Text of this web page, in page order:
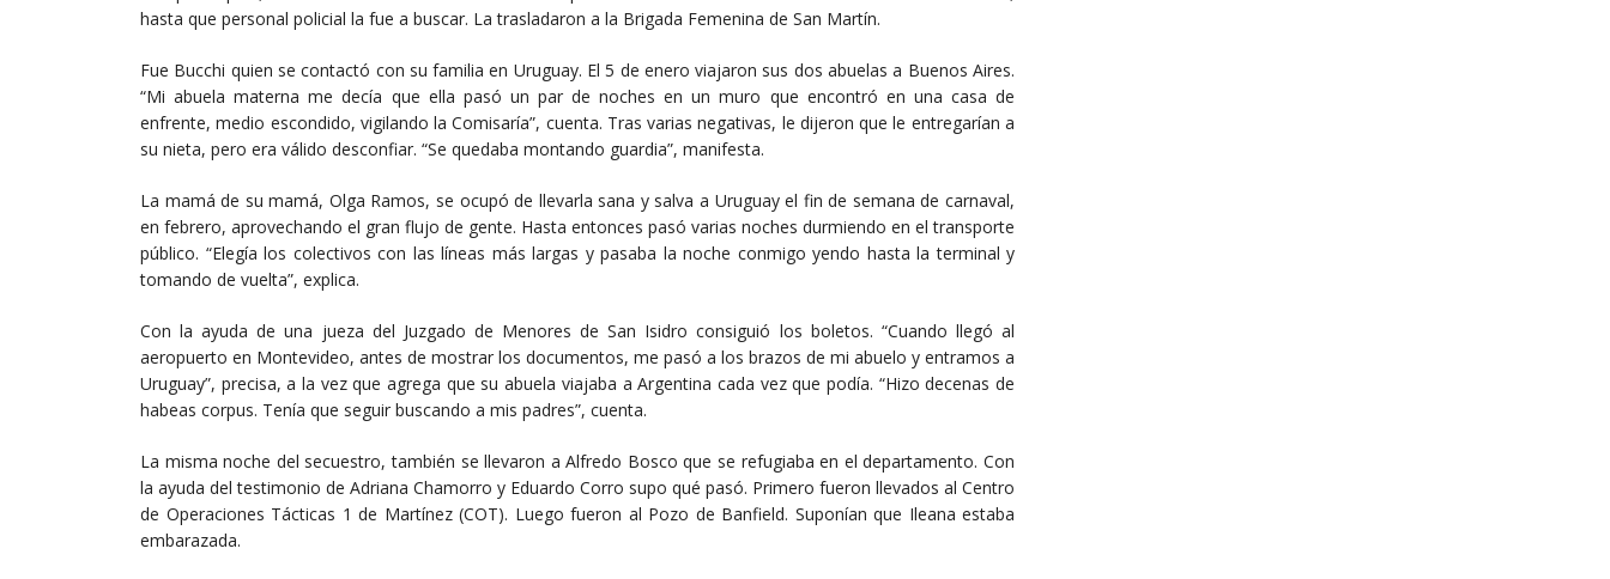
hasta que personal policial la fue a buscar. La trasladaron a la Brigada Femenina de San Martín.
Fue Bucchi quien se contactó con su familia en Uruguay. El 5 de enero viajaron sus dos abuelas a Buenos Aires.
“Mi abuela materna me decía que ella pasó un par de noches en un muro que encontró en una casa de
enfrente, medio escondido, vigilando la Comisaría”, cuenta. Tras varias negativas, le dijeron que le entregarían a
su nieta, pero era válido desconfiar. “Se quedaba montando guardia”, manifesta.
La mamá de su mamá, Olga Ramos, se ocupó de llevarla sana y salva a Uruguay el fin de semana de carnaval,
en febrero, aprovechando el gran flujo de gente. Hasta entonces pasó varias noches durmiendo en el transporte
público. “Elegía los colectivos con las líneas más largas y pasaba la noche conmigo yendo hasta la terminal y
tomando de vuelta”, explica.
Con la ayuda de una jueza del Juzgado de Menores de San Isidro consiguió los boletos. “Cuando llegó al
aeropuerto en Montevideo, antes de mostrar los documentos, me pasó a los brazos de mi abuelo y entramos a
Uruguay”, precisa, a la vez que agrega que su abuela viajaba a Argentina cada vez que podía. “Hizo decenas de
habeas corpus. Tenía que seguir buscando a mis padres”, cuenta.
La misma noche del secuestro, también se llevaron a Alfredo Bosco que se refugiaba en el departamento. Con
la ayuda del testimonio de Adriana Chamorro y Eduardo Corro supo qué pasó. Primero fueron llevados al Centro
de Operaciones Tácticas 1 de Martínez (COT). Luego fueron al Pozo de Banfield. Suponían que Ileana estaba
embarazada.